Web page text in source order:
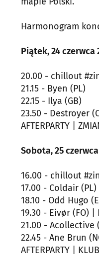
Harmonogram
Piątek, 24 czerwca
20.00 - chillout
21.15 - Byen (PL)
22.15 - Ilya (GB)
23.50 - Destroyer
AFTERPARTY |
Sobota, 25
16.00 - chillout
17.00 - Coldair (PL)
18.10 - Odd Hugo
19.30 - Eivør (FO)
21.00 - Acollective
22.45 - Ane Brun
AFTERPARTY |